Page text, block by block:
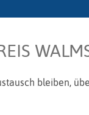
bleiben,